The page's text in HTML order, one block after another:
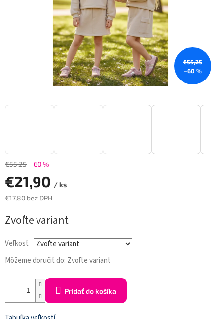
€55,25
–60 %
€55,25 –60 %
€21,90 / ks
€17,80 bez DPH
cena:
Zvoľte variant
Veľkosť
Môžeme doručiť do: Zvoľte variant
Pridať do košíka